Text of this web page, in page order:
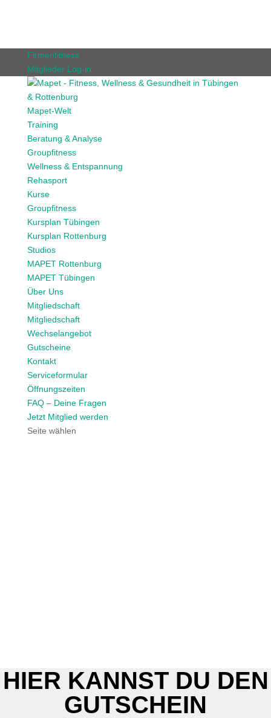
Firmenfitness
Mitglieder Log-in
Mapet-Welt
Training
Beratung & Analyse
Groupfitness
Wellness & Entspannung
Rehasport
Kurse
Groupfitness
Kursplan Tübingen
Kursplan Rottenburg
Studios
MAPET Rottenburg
MAPET Tübingen
Über Uns
Mitgliedschaft
Mitgliedschaft
Wechselangebot
Gutscheine
Kontakt
Serviceformular
Öffnungszeiten
FAQ – Deine Fragen
Jetzt Mitglied werden
Seite wählen
HIER KANNST DU DEN
GUTSCHEIN